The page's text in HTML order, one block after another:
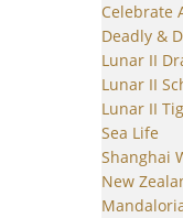
Celebrate
Deadly &
Lunar II
Lunar II
Lunar II
Sea Life
Shanghai
New